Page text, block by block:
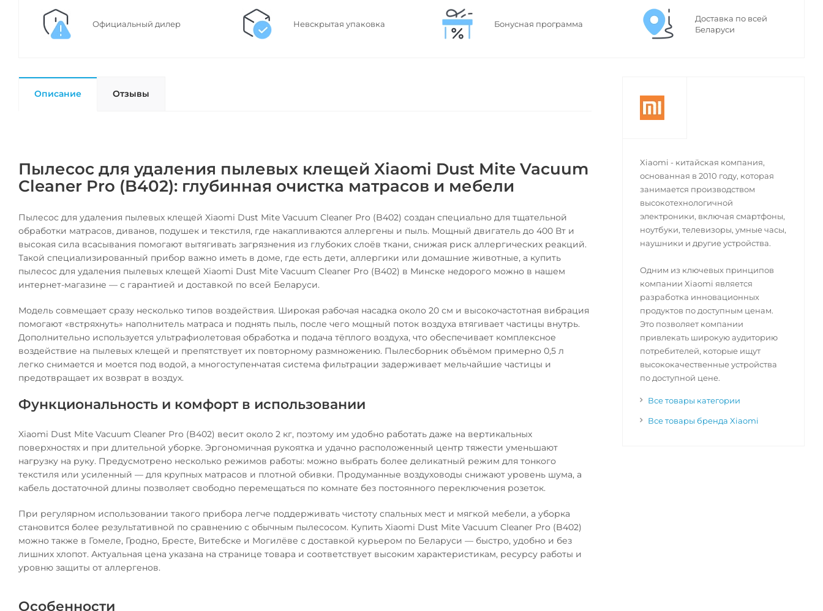
Официальный дилер Невскрытая упаковка Бонусная программа
Доставка по всей
Беларуси
Описание Отзывы
Пылесос для удаления пылевых клещей Xiaomi Dust Mite Vacuum
Cleaner Pro (B402): глубинная очистка матрасов и мебели
Пылесос для удаления пылевых клещей Xiaomi Dust Mite Vacuum Cleaner Pro (B402) создан специально для тщательной
обработки матрасов, диванов, подушек и текстиля, где накапливаются аллергены и пыль. Мощный двигатель до 400 Вт и
высокая сила всасывания помогают вытягивать загрязнения из глубоких слоёв ткани, снижая риск аллергических реакций.
Такой специализированный прибор важно иметь в доме, где есть дети, аллергики или домашние животные, а купить
пылесос для удаления пылевых клещей Xiaomi Dust Mite Vacuum Cleaner Pro (B402) в Минске недорого можно в нашем
интернет-магазине — с гарантией и доставкой по всей Беларуси.
Модель совмещает сразу несколько типов воздействия. Широкая рабочая насадка около 20 см и высокочастотная вибрация
помогают «встряхнуть» наполнитель матраса и поднять пыль, после чего мощный поток воздуха втягивает частицы внутрь.
Дополнительно используется ультрафиолетовая обработка и подача тёплого воздуха, что обеспечивает комплексное
воздействие на пылевых клещей и препятствует их повторному размножению. Пылесборник объёмом примерно 0,5 л
легко снимается и моется под водой, а многоступенчатая система фильтрации задерживает мельчайшие частицы и
предотвращает их возврат в воздух.
Функциональность и комфорт в использовании
Xiaomi Dust Mite Vacuum Cleaner Pro (B402) весит около 2 кг, поэтому им удобно работать даже на вертикальных
поверхностях и при длительной уборке. Эргономичная рукоятка и удачно расположенный центр тяжести уменьшают
нагрузку на руку. Предусмотрено несколько режимов работы: можно выбрать более деликатный режим для тонкого
текстиля или усиленный — для крупных матрасов и плотной обивки. Продуманные воздуховоды снижают уровень шума, а
кабель достаточной длины позволяет свободно перемещаться по комнате без постоянного переключения розеток.
При регулярном использовании такого прибора легче поддерживать чистоту спальных мест и мягкой мебели, а уборка
становится более результативной по сравнению с обычным пылесосом. Купить Xiaomi Dust Mite Vacuum Cleaner Pro (B402)
можно также в Гомеле, Гродно, Бресте, Витебске и Могилёве с доставкой курьером по Беларуси — быстро, удобно и без
лишних хлопот. Актуальная цена указана на странице товара и соответствует высоким характеристикам, ресурсу работы и
уровню защиты от аллергенов.
Особенности
Xiaomi - китайская компания,
основанная в 2010 году, которая
занимается производством
высокотехнологичной
электроники, включая смартфоны,
ноутбуки, телевизоры, умные часы,
наушники и другие устройства.
Одним из ключевых принципов
компании Xiaomi является
разработка инновационных
продуктов по доступным ценам.
Это позволяет компании
привлекать широкую аудиторию
потребителей, которые ищут
высококачественные устройства
по доступной цене.
Все товары категории
Все товары бренда Xiaomi